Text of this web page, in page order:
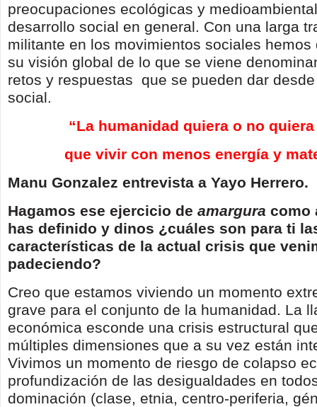
preocupaciones ecológicas y
desarrollo social en general. Con una larga
militante en los movimientos sociales hemos
su visión global de lo que se viene
retos y respuestas que se pueden dar
social.
“La humanidad quiera o no
que vivir con menos energía y
Manu Gonzalez entrevista a Yayo Herrero.
Hagamos ese ejercicio de amargura como
has definido y dinos ¿cuáles son para ti
características de la actual crisis que
padeciendo?
Creo que estamos viviendo un momento
grave para el conjunto de la humanidad. La
económica esconde una crisis estructural
múltiples dimensiones que a su vez están
Vivimos un momento de riesgo de colapso
profundización de las desigualdades en
dominación (clase, etnia, centro-periferia,